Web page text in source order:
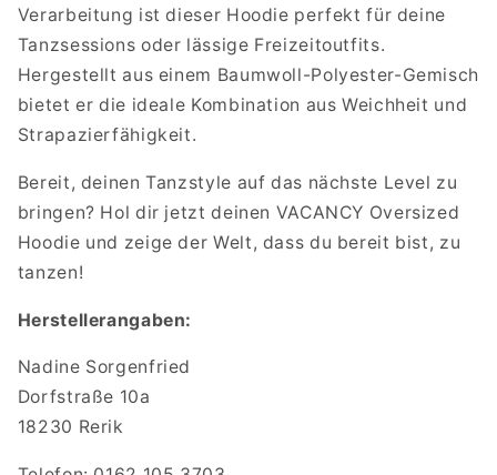
Verarbeitung ist dieser Hoodie perfekt für deine
Tanzsessions oder lässige Freizeitoutfits.
Hergestellt aus einem Baumwoll-Polyester-Gemisch
bietet er die ideale Kombination aus Weichheit und
Strapazierfähigkeit.
Bereit, deinen Tanzstyle auf das nächste Level zu
bringen? Hol dir jetzt deinen VACANCY Oversized
Hoodie und zeige der Welt, dass du bereit bist, zu
tanzen!
Herstellerangaben:
Nadine Sorgenfried
Dorfstraße 10a
18230 Rerik